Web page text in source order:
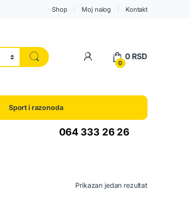
Shop Moj nalog Kontakt
0
0 RSD
Sport i razonoda
064 333 26 26
Prikazan jedan rezultat